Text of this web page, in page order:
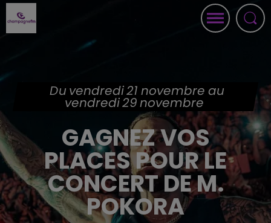
Du vendredi 21 novembre au
vendredi 29 novembre
GAGNEZ VOS
PLACES POUR LE
CONCERT DE M.
POKORA